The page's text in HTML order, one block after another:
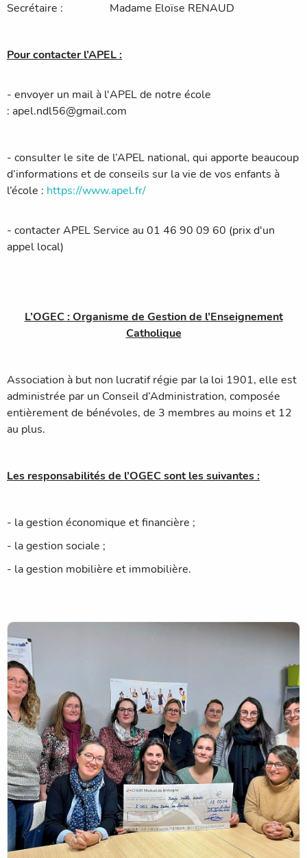
Secrétaire : Madame Eloïse RENAUD
Pour contacter l’APEL :
- envoyer un mail à l'APEL de notre école
: apel.ndl56@gmail.com
- consulter le site de l’APEL national, qui apporte beaucoup
d’informations et de conseils sur la vie de vos enfants à
l’école : https://www.apel.fr/
- contacter APEL Service au 01 46 90 09 60 (prix d'un
appel local)
L’OGEC : Organisme de Gestion de l’Enseignement
Catholique
Association à but non lucratif régie par la loi 1901, elle est
administrée par un Conseil d’Administration, composée
entièrement de bénévoles, de 3 membres au moins et 12
au plus.
Les responsabilités de l’OGEC sont les suivantes :
- la gestion économique et financière ;
- la gestion sociale ;
- la gestion mobilière et immobilière.